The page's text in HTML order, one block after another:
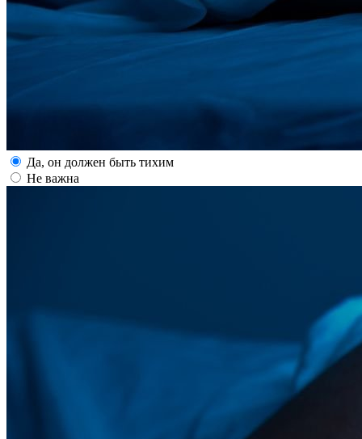
Да, он должен быть тихим
Не важна